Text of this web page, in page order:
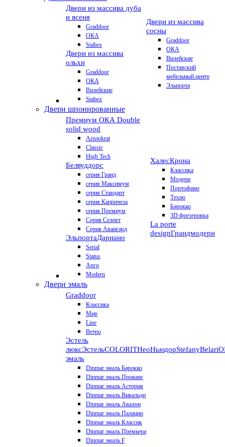
Двери из массива дуба
и ясеня
Graddoor
ОКА
Stabex
Двери из массива
ольхи
Graddoor
ОКА
Вилейские
Stabex
Двери из массива
сосны
Graddoor
ОКА
Вилейские
Поставский
мебельный центр
Эльпорта
Двери шпонированные
Премиум ОКА Double
solid wood
Aristokrat
Classic
High Tech
Белвуддорс
серия Гранд
серия Максимум
серия Стандарт
серия Капричеза
серия Премиум
Серия Селект
Серия Авангард
ЭльпортаДариано
Serial
Status
Арго
Modern
ХалесКрона
Классика
Модерн
Портофино
Техно
Барокко
3D фрезеровка
La porte
designГрандмодерн
Двери эмаль
Graddoor
Классика
Мир
Line
Ветро
Эстель
люксЭстельCOLORITНеоНьюдорStefanyBelari
эмаль
Dinmar эмаль Барокко
Dinmar эмаль Прованс
Dinmar эмаль Астория
Dinmar эмаль Вивальди
Dinmar эмаль Авалон
Dinmar эмаль Палацио
Dinmar эмаль Классик
Dinmar эмаль Премьера
Dinmar эмаль F